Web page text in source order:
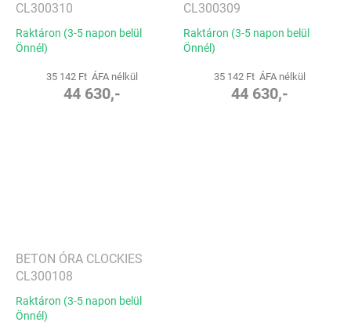
CL300310
Raktáron (3-5 napon belül
Önnél)
35 142 Ft ÁFA nélkül
44 630,-
CL300309
Raktáron (3-5 napon belül
Önnél)
35 142 Ft ÁFA nélkül
44 630,-
BETON ÓRA CLOCKIES
CL300108
Raktáron (3-5 napon belül
Önnél)